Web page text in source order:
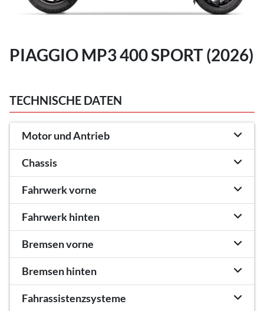
PIAGGIO MP3 400 SPORT (2026)
TECHNISCHE DATEN
Motor und Antrieb
Chassis
Fahrwerk vorne
Fahrwerk hinten
Bremsen vorne
Bremsen hinten
Fahrassistenzsysteme